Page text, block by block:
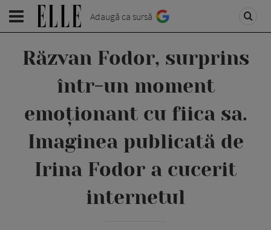
Adaugă ca sursă
Răzvan Fodor, surprins
într-un moment
emoționant cu fiica sa.
Imaginea publicată de
Irina Fodor a cucerit
internetul